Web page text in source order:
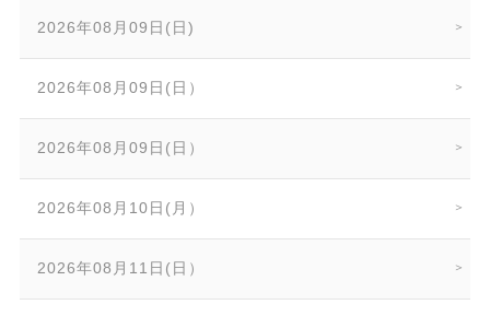
2026年08月09日(日)
2026年08月09日(日）
2026年08月09日(日）
2026年08月10日(月）
2026年08月11日(日）